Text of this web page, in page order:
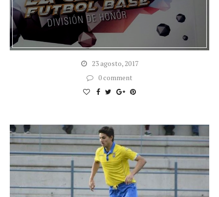
23 agosto, 2017
0 comment